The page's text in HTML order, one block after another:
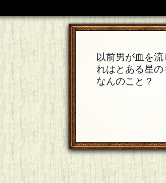
以前男が血を
れはとある星の
なんのこと？